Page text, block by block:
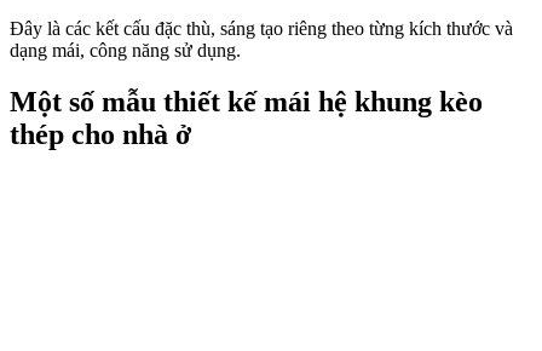
Đây là các kết cấu đặc thù, sáng tạo riêng theo từng kích thước và
dạng mái, công năng sử dụng.
Một số mẫu thiết kế mái hệ khung kèo
thép cho nhà ở